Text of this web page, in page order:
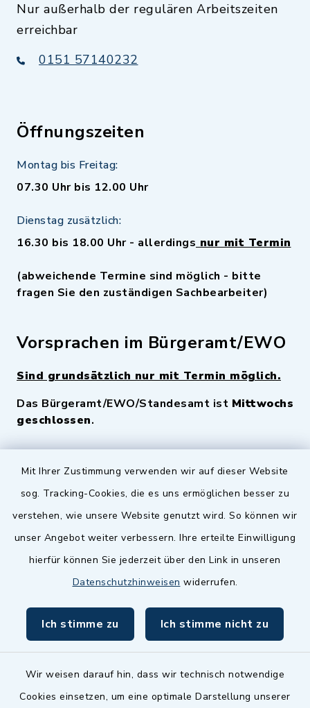
Mit Ihrer Zustimmung verwenden wir auf dieser Website
sog. Tracking-Cookies, die es uns ermöglichen besser zu
verstehen, wie unsere Website genutzt wird. So können wir
unser Angebot weiter verbessern. Ihre erteilte Einwilligung
hierfür können Sie jederzeit über den Link in unseren
Datenschutzhinweisen widerrufen.
Ich stimme zu Ich stimme nicht zu
Wir weisen darauf hin, dass wir technisch notwendige
Cookies einsetzen, um eine optimale Darstellung unserer
Nur außerhalb der regulären Arbeitszeiten
erreichbar
0151 57140232
Öffnungszeiten
Montag bis Freitag:
07.30 Uhr bis 12.00 Uhr
Dienstag zusätzlich:
16.30 bis 18.00 Uhr - allerdings nur mit Termin
(abweichende Termine sind möglich - bitte
fragen Sie den zuständigen Sachbearbeiter)
Vorsprachen im Bürgeramt/EWO
Sind grundsätzlich nur mit Termin möglich.
Das Bürgeramt/EWO/Standesamt ist Mittwochs
geschlossen.
Quicklinks
Landkreis Fürth
Zenngrund Allianz
Dillenberggruppe
inixmedia GmbH